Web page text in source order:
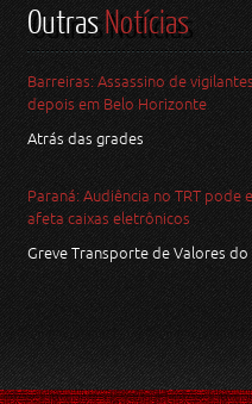
OutrasNotícias
Barreiras: Assassino de
depois em Belo Horizonte
Atrás das grades
Paraná: Audiência no TRT pode
afeta caixas eletrônicos
Greve Transporte de Valores do